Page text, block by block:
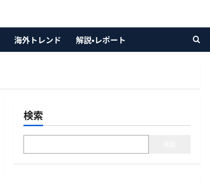
海外トレンド 解説・レポート
検索